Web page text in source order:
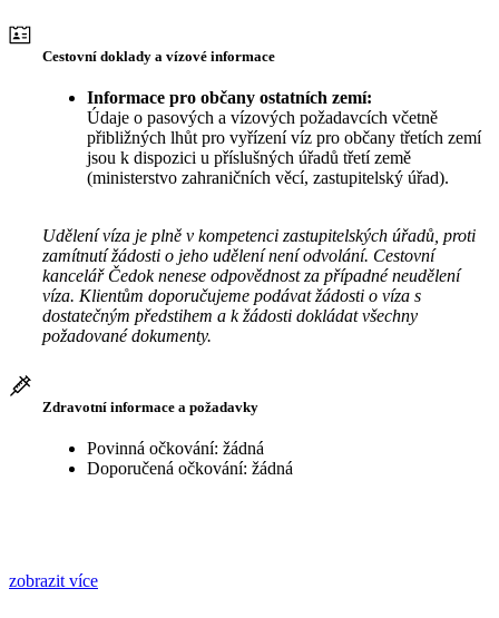
Cestovní doklady a vízové informace
Informace pro občany ostatních zemí:
Údaje o pasových a vízových požadavcích včetně
přibližných lhůt pro vyřízení víz pro občany třetích zemí
jsou k dispozici u příslušných úřadů třetí země
(ministerstvo zahraničních věcí, zastupitelský úřad).
Udělení víza je plně v kompetenci zastupitelských úřadů, proti
zamítnutí žádosti o jeho udělení není odvolání. Cestovní
kancelář Čedok nenese odpovědnost za případné neudělení
víza. Klientům doporučujeme podávat žádosti o víza s
dostatečným předstihem a k žádosti dokládat všechny
požadované dokumenty.
Zdravotní informace a požadavky
Povinná očkování: žádná
Doporučená očkování: žádná
zobrazit více